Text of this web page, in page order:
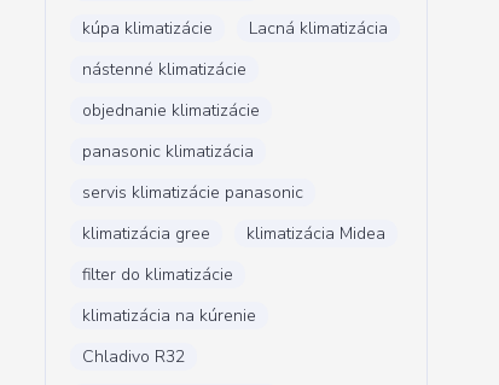
kúpa klimatizácie
Lacná klimatizácia
nástenné klimatizácie
objednanie klimatizácie
panasonic klimatizácia
servis klimatizácie panasonic
klimatizácia gree
klimatizácia Midea
filter do klimatizácie
klimatizácia na kúrenie
Chladivo R32